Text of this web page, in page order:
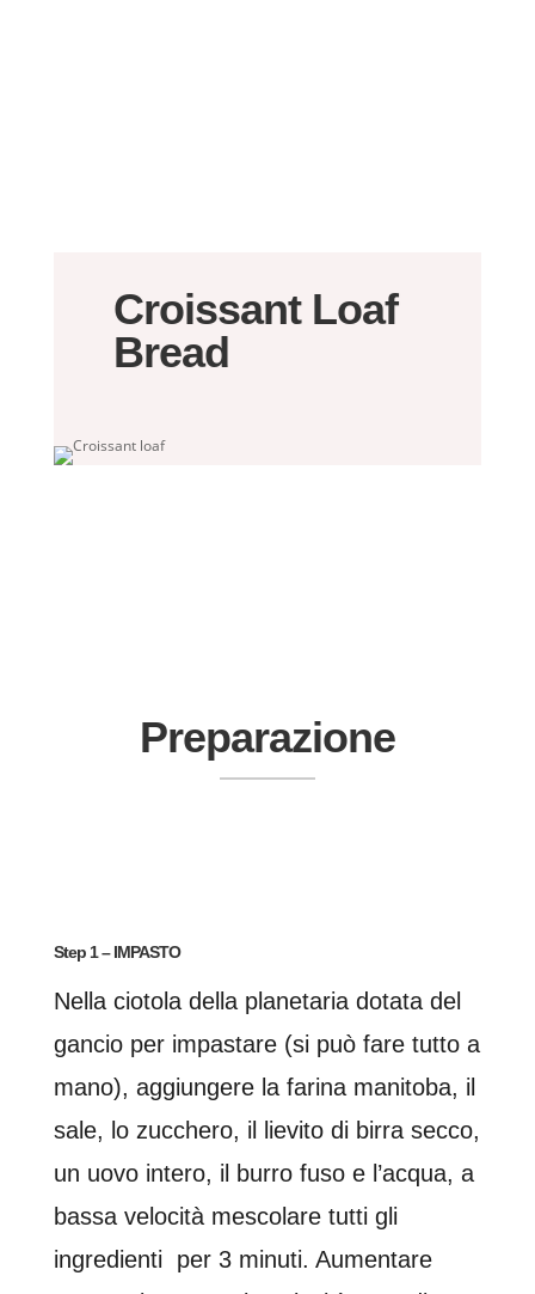
Croissant Loaf
Bread
Preparazione
Step 1 – IMPASTO
Nella ciotola della planetaria dotata del
gancio per impastare (si può fare tutto a
mano), aggiungere la farina manitoba, il
sale, lo zucchero, il lievito di birra secco,
un uovo intero, il burro fuso e l’acqua, a
bassa velocità mescolare tutti gli
ingredienti per 3 minuti. Aumentare